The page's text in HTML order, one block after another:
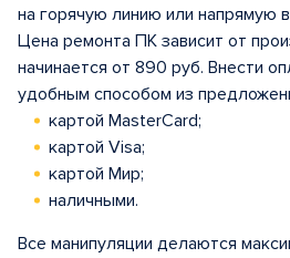
на горячую линию или напрямую
Цена ремонта ПК зависит от
начинается от 890 руб. Внести
удобным способом из
картой MasterCard;
картой Visa;
картой Мир;
наличными.
Все манипуляции делаются